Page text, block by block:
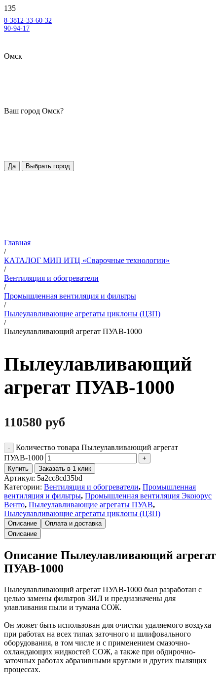
8-3812-33-60-32
90-94-17
Омск
Ваш город Омск?
Да Выбрать город
Главная
/
КАТАЛОГ МИП ИТЦ «Сварочные технологии»
/
Вентиляция и обогреватели
/
Промышленная вентиляция и фильтры
/
Пылеулавливающие агрегаты циклоны (ЦЗП)
/
Пылеулавливающий агрегат ПУАВ-1000
Пылеулавливающий
агрегат ПУАВ-1000
110580 руб
Количество товара Пылеулавливающий агрегат
ПУАВ-1000
Купить Заказать в 1 клик
Артикул: 5a2cc8cd35bd
Категории: Вентиляция и обогреватели, Промышленная
вентиляция и фильтры, Промышленная вентиляция Экоюрус
Венто, Пылеулавливающие агрегаты ПУАВ,
Пылеулавливающие агрегаты циклоны (ЦЗП)
Описание
Оплата и доставка
Описание
Описание Пылеулавливающий агрегат
ПУАВ-1000
Пылеулавливающий агрегат ПУАВ-1000 был разработан с
целью замены фильтров ЗИЛ и предназначены для
улавливания пыли и тумана СОЖ.
Он может быть использован для очистки удаляемого воздуха
при работах на всех типах заточного и шлифовального
оборудования, в том числе и с применением смазочно-
охлаждающих жидкостей СОЖ, а также при обдирочно-
заточных работах абразивными кругами и других пылящих
процессах.